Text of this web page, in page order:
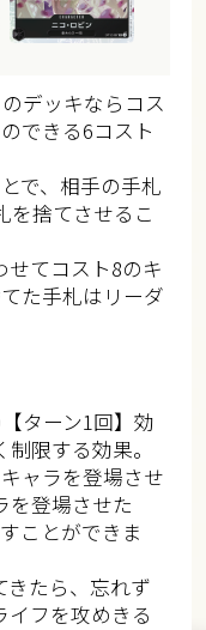
デッキならコス
できる6コスト
で、相手の手札
を捨てさせるこ
せてコスト8のキ
た手札はリーダ
ターン1回】効
限する効果。
ャラを登場させ
を登場させた
ことができま
きたら、忘れず
イフを攻めきる